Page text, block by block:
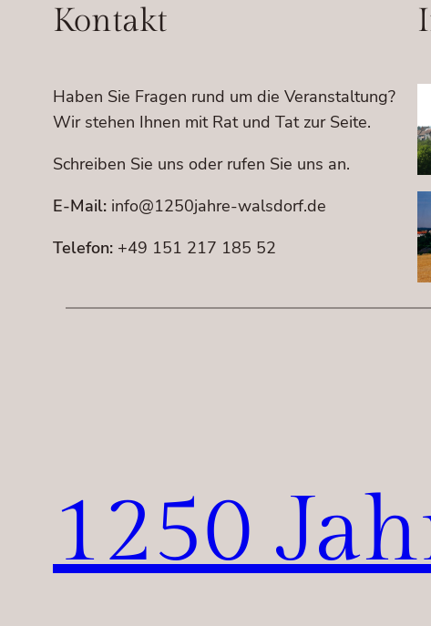
Kontakt
Haben Sie Fragen rund um die Veranstaltung?
Wir stehen Ihnen mit Rat und Tat zur Seite.
Schreiben Sie uns oder rufen Sie uns an.
E-Mail: info@1250jahre-walsdorf.de
Telefon: +49 151 217 185 52
1250